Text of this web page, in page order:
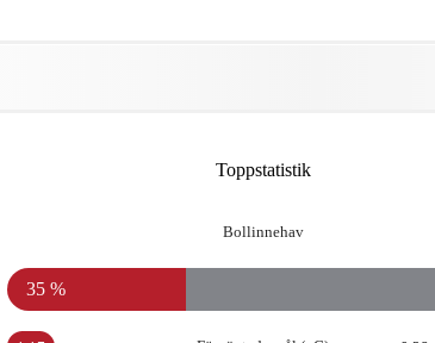
Toppstatistik
Bollinnehav
35 %